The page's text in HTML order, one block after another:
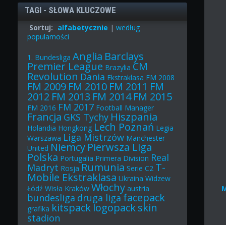
TAGI - SŁOWA KLUCZOWE
Sortuj: alfabetycznie |według
popularności
1. Bundesliga Anglia Barclays
Premier League Brazylia CM
Revolution Dania Ekstraklasa FM 2008
FM 2009 FM 2010 FM 2011 FM
2012 FM 2013 FM 2014 FM 2015
FM 2016 FM 2017 Football Manager
Francja GKS Tychy Hiszpania
Holandia Hongkong Lech Poznań Legia
Warszawa Liga Mistrzów Manchester
United Niemcy Pierwsza Liga
Polska Portugalia Primera Division Real
Madryt Rosja Rumunia Serie C2 T-
Mobile Ekstraklasa Ukraina Widzew
Łódź Wisła Kraków Włochy austria
bundesliga druga ligafacepack
grafika kitspacklogopackskin
stadion